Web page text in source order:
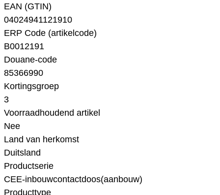
EAN (GTIN)
04024941121910
ERP Code (artikelcode)
B0012191
Douane-code
85366990
Kortingsgroep
3
Voorraadhoudend artikel
Nee
Land van herkomst
Duitsland
Productserie
CEE-inbouwcontactdoos(aanbouw)
Producttype